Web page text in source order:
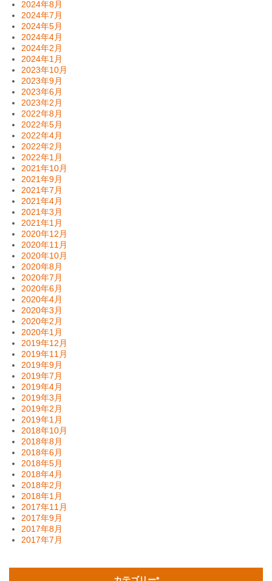
2024年8月
2024年7月
2024年5月
2024年4月
2024年2月
2024年1月
2023年10月
2023年9月
2023年6月
2023年2月
2022年8月
2022年5月
2022年4月
2022年2月
2022年1月
2021年10月
2021年9月
2021年7月
2021年4月
2021年3月
2021年1月
2020年12月
2020年11月
2020年10月
2020年8月
2020年7月
2020年6月
2020年4月
2020年3月
2020年2月
2020年1月
2019年12月
2019年11月
2019年9月
2019年7月
2019年4月
2019年3月
2019年2月
2019年1月
2018年10月
2018年8月
2018年6月
2018年5月
2018年4月
2018年2月
2018年1月
2017年11月
2017年9月
2017年8月
2017年7月